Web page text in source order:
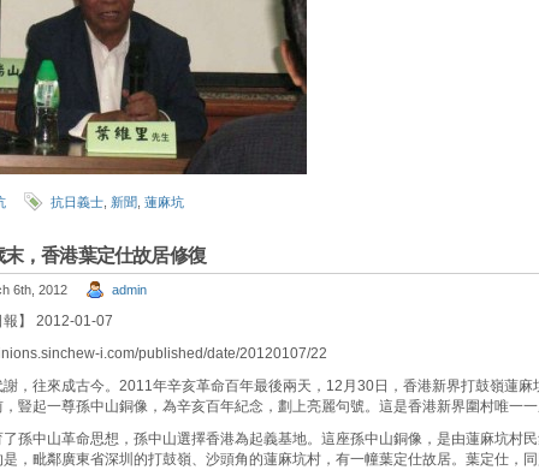
抗日義士 新聞 蓮麻坑
末，香港葉定仕故居修復
6th, 2012 admin
報】 2012-01-07
i.com/published/date/20120107/22
謝，往來成古今。2011年辛亥革命百年最後兩天，12月30日，香港新界打鼓嶺蓮麻
豎起一尊孫中山銅像，為辛亥百年紀念，劃上亮麗句號。這是香港新界圍村唯一一
孫中山革命思想，孫中山選擇香港為起義基地。這座孫中山銅像，是由蓮麻坑村
是，毗鄰廣東省深圳的打鼓嶺、沙頭角的蓮麻坑村，有一幢葉定仕故居。葉定仕，